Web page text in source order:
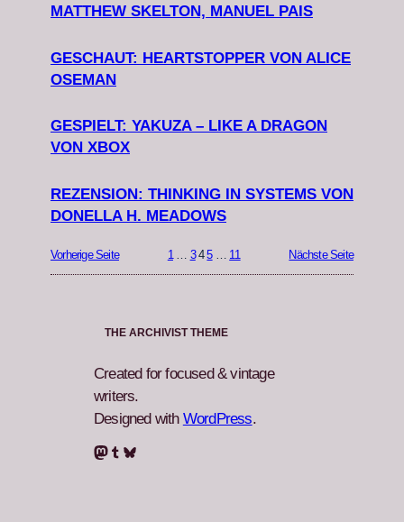
MATTHEW SKELTON, MANUEL PAIS
GESCHAUT: HEARTSTOPPER VON ALICE
OSEMAN
GESPIELT: YAKUZA – LIKE A DRAGON
VON XBOX
REZENSION: THINKING IN SYSTEMS VON
DONELLA H. MEADOWS
Vorherige Seite 1 3 4 5 11 Nächste Seite
THE ARCHIVIST THEME
Created for focused & vintage
writers.
Designed with WordPress.
Mastodon Tumblr Bluesky